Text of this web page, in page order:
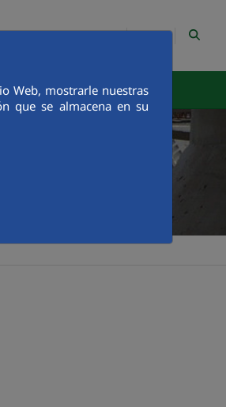
Web, mostrarle nuestras
que se almacena en su
Mapa Web Contacto PT